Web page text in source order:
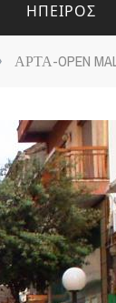
ΗΠΕΙΡΟΣ
ΑΡΤΑ-OPEN